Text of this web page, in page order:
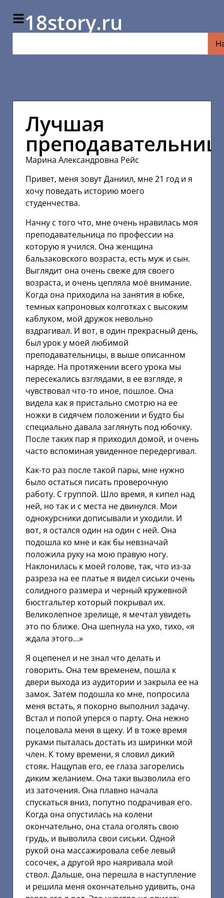
18story.ru
Лучшая
Марина Александровна Рейс
Привет, меня зовут Даниил, мне 21 год и я
хочу поведать историю моего
студенчества.
Начну с того что, мне очень нравилась моя
преподавательница по профессии на
которую я учился. Она женщина
бальзаковского возраста, есть муж и сын.
Выглядит она очень свеже для своего
возраста, и очень цепляла моё внимание.
Когда она приходила на занятия в юбке,
темных капроновых колготках с высоким
каблуком, мой дружок невольно
вздрагивал. И вот, в один прекрасный день,
был урок у моей любимой
преподавательницы, в выше описанном
наряде. На протяжении всего урока мы
пересекались взглядами, в ее взгляде, я
чувствовал что-то иное, пошлое. Она
видела как я пристально смотрю на ее
ножки в сидячем положении и будто бы
специально давала заглянуть под юбочку.
После таких пар я приходил домой, и очень
часто вспоминая увиденное передергивал.
Как-то раз после такой пары, мне нужно
было остаться писать проверочную
работу. С группой. Шло время, я кипел над
ней, но так и с места не двинулся. Мои
однокурсники дописывали и уходили. И
вот, я остался один на один с ней. Она
подошла ко мне и как бы невзначай
положила руку на мою правую ногу.
Наклонилась к моей голове, так, что из-за
разреза на ее платье я видел сиськи очень
солидного размера и черный кружевной
бюстгальтер который покрывал их.
Великолепное зрелище, я мечтал увидеть
это по ближе. Она шепнула на ухо, тихо, «я
ждала этого…»
Я оцепенел и не знал что делать и
говорить. Она тем временем, пошла к
двери выхода из аудитории и закрыла ее на
замок. Затем подошла ко мне, попросила
меня встать, я покорно выполнил задачу.
Встал и попой уперся о парту. Она нежно
поцеловала меня в щеку. И в тоже время
руками пыталась достать из ширинки мой
член. К тому времени, я словил дикий
стояк. Нащупав его, ее глаза загорелись
диким желанием. Она таки вызволила его
из заточения. Она плавно начала
спускаться вниз, попутно подрачивая его.
Когда она опустилась на колени
окончательно, она стала оголять свою
грудь, и выволила свои сиськи. Одной
рукой она массажировала себе левый
сосочек, а другой яро наяривала мой
ствол. Дальше, она перешла в наступление
и решила меня окончательно удивить, она